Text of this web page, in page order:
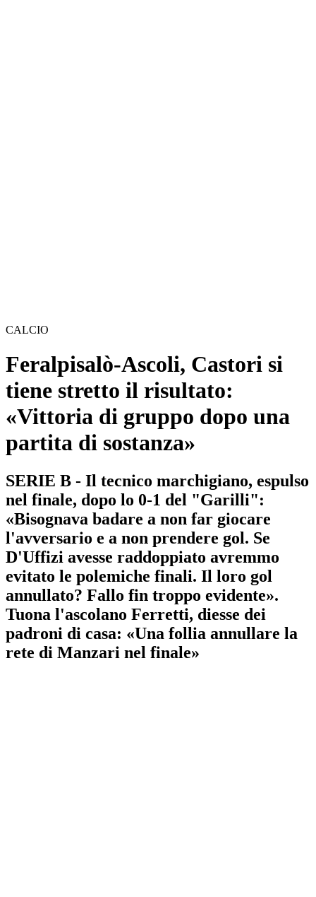
CALCIO
Feralpisalò-Ascoli, Castori si
tiene stretto il risultato:
«Vittoria di gruppo dopo una
partita di sostanza»
SERIE B - Il tecnico marchigiano, espulso
nel finale, dopo lo 0-1 del "Garilli":
«Bisognava badare a non far giocare
l'avversario e a non prendere gol. Se
D'Uffizi avesse raddoppiato avremmo
evitato le polemiche finali. Il loro gol
annullato? Fallo fin troppo evidente».
Tuona l'ascolano Ferretti, diesse dei
padroni di casa: «Una follia annullare la
rete di Manzari nel finale»